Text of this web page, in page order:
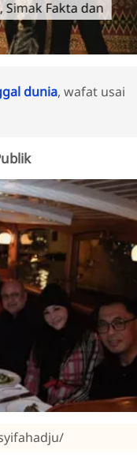
Simak Fakta dan
dunia, wafat usai